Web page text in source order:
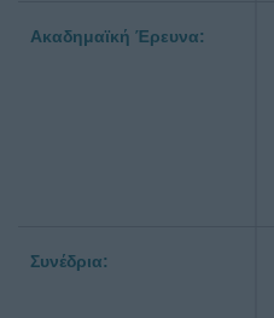
Ακαδημαϊκή Έρευνα:
Συνέδρια: